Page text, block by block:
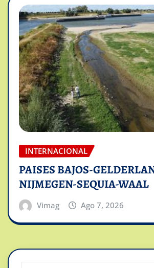
INTERNACIONAL
PAISES BAJOS-
NIJMEGEN-SEQUIA-WAAL
Vimag Ago 7, 2026